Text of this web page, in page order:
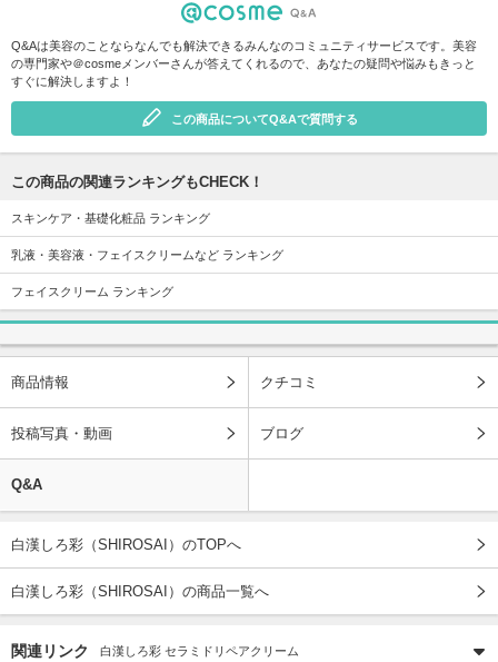
Q&Aは美容のことならなんでも解決できるみんなのコミュニティサービスです。美容
の専門家や＠cosmeメンバーさんが答えてくれるので、あなたの疑問や悩みもきっと
すぐに解決しますよ！
この商品についてQ&Aで質問する
この商品の関連ランキングもCHECK！
スキンケア・基礎化粧品 ランキング
乳液・美容液・フェイスクリームなど ランキング
フェイスクリーム ランキング
商品情報 クチコミ
投稿写真・動画 ブログ
Q&A
白漢しろ彩（SHIROSAI）のTOPへ
白漢しろ彩（SHIROSAI）の商品一覧へ
関連リンク 白漢しろ彩 セラミドリペアクリーム